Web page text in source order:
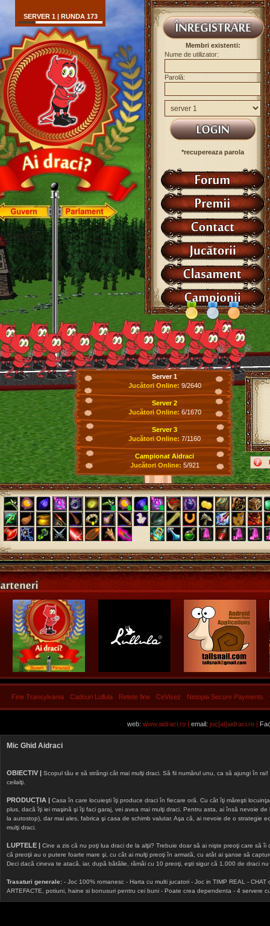
SERVER 1 | RUNDA 173
Membri existenti:
Nume de utilizator:
Parolă:
*recupereaza parola
Server 1
Jucători Online: 9/2640
Server 2
Jucători Online: 6/1670
Server 3
Jucători Online: 7/1160
Campionat Aidraci
Jucători Online: 5/921
Fine Transylvania Cadouri Lullula Retete fine CeVisez Netopia Secure Payments
web: www.aidraci.ro | email: joc[at]aidraci.ro |
Mic Ghid Aidraci
OBIECTIV | Scopul tău e să strângi cât mai mulţi draci. Să fii numărul unu, ca să ajungi în
ceilalţi.
PRODUCȚIA | Casa în care locuieşti îţi produce draci în fiecare oră. Cu cât îţi măreşti
plus, dacă îţi iei maşină şi îţi faci garaj, vei avea mai mulţi draci. Pentru asta, ai însă nevoie
la autostop), dar mai ales, fabrica şi casa de schimb valutar. Aşa că, ai nevoie de o strategie
mulţi draci.
LUPTELE | Cine a zis că nu poţi lua draci de la alţii? Trebuie doar să ai nişte preoţi care să
că preoţii au o putere foarte mare şi, cu cât ai mulţi preoţi în armată, cu atât ai şanse să
Deci dacă cineva te atacă, iar, după bătălie, rămâi cu 10 preoţi, eşti sigur că 1.000 de draci
Trasaturi generale: - Joc 100% romanesc - Harta cu multi jucatori - Joc in TIMP REAL -
ARTEFACTE, potiuni, haine si bonusuri pentru cei buni - Poate crea dependenta - 4 servere